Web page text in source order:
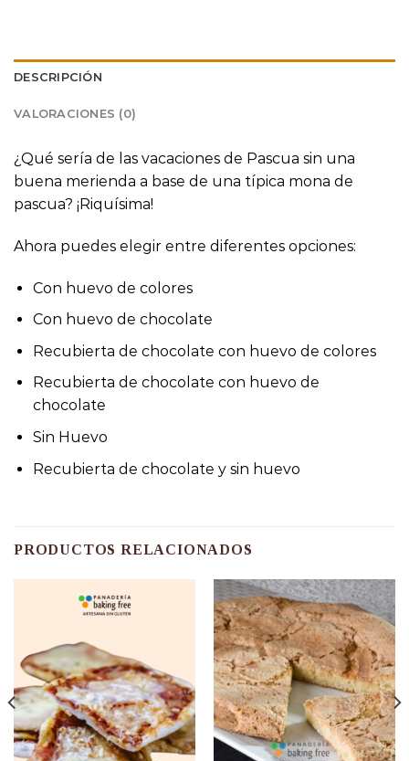
DESCRIPCIÓN
VALORACIONES (0)
¿Qué sería de las vacaciones de Pascua sin una
buena merienda a base de una típica mona de
pascua? ¡Riquísima!
Ahora puedes elegir entre diferentes opciones:
Con huevo de colores
Con huevo de chocolate
Recubierta de chocolate con huevo de colores
Recubierta de chocolate con huevo de
chocolate
Sin Huevo
Recubierta de chocolate y sin huevo
PRODUCTOS RELACIONADOS